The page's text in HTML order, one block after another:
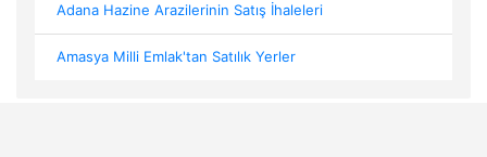
Adana Hazine Arazilerinin Satış İhaleleri
Amasya Milli Emlak'tan Satılık Yerler